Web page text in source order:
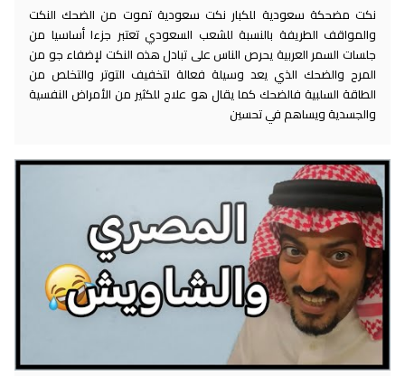
نكت مضحكة سعودية للكبار نكت سعودية تموت من الضحك النكت
والمواقف الطريفة بالنسبة للشعب السعودي تعتبر جزءا أساسيا من
جلسات السمر العربية يحرص الناس على تبادل هذه النكت لإضفاء جو من
المرح والضحك الذي يعد وسيلة فعالة لتخفيف التوتر والتخلص من
الطاقة السلبية فالضحك كما يقال هو علاج للكثير من الأمراض النفسية
والجسدية ويساهم في تحسين